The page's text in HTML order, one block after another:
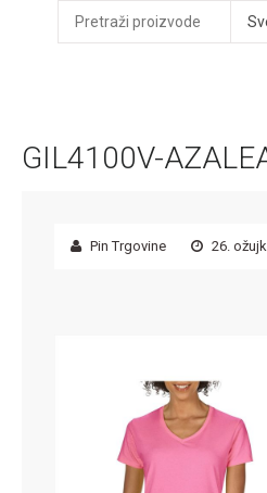
GIL4100V-
Pin Trgovine 26.